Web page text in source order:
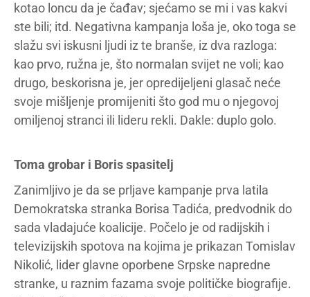
kotao loncu da je čađav; sjećamo se mi i vas kakvi
ste bili; itd. Negativna kampanja loša je, oko toga se
slažu svi iskusni ljudi iz te branše, iz dva razloga:
kao prvo, ružna je, što normalan svijet ne voli; kao
drugo, beskorisna je, jer opredijeljeni glasač neće
svoje mišljenje promijeniti što god mu o njegovoj
omiljenoj stranci ili lideru rekli. Dakle: duplo golo.
Toma grobar i Boris spasitelj
Zanimljivo je da se prljave kampanje prva latila
Demokratska stranka Borisa Tadića, predvodnik do
sada vladajuće koalicije. Počelo je od radijskih i
televizijskih spotova na kojima je prikazan Tomislav
Nikolić, lider glavne oporbene Srpske napredne
stranke, u raznim fazama svoje političke biografije.